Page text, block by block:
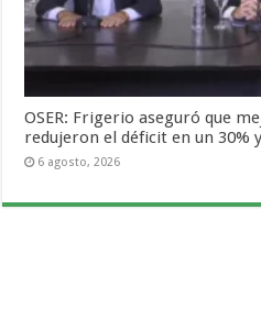
OSER: Frigerio aseguró que
redujeron el déficit en un 30%
6 agosto, 2026